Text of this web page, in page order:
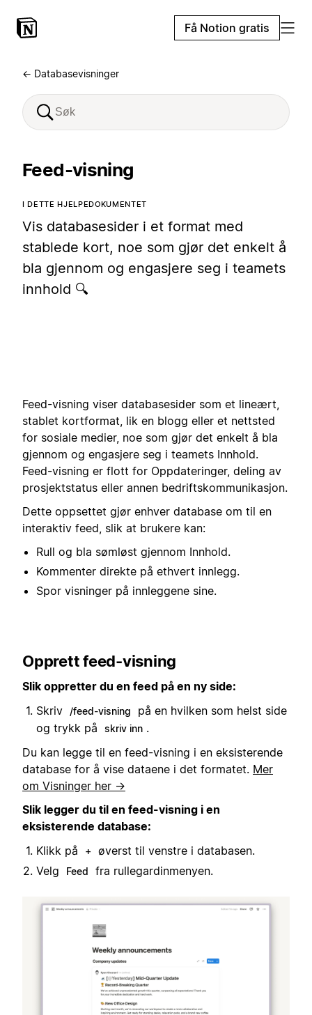
Få Notion gratis
← Databasevisninger
Feed-visning
I DETTE HJELPEDOKUMENTET
Vis databasesider i et format med
stablede kort, noe som gjør det enkelt å
bla gjennom og engasjere seg i teamets
innhold 🔍
Feed-visning viser databasesider som et lineært,
stablet kortformat, lik en blogg eller et nettsted
for sosiale medier, noe som gjør det enkelt å bla
gjennom og engasjere seg i teamets Innhold.
Feed-visning er flott for Oppdateringer, deling av
prosjektstatus eller annen bedriftskommunikasjon.
Dette oppsettet gjør enhver database om til en
interaktiv feed, slik at brukere kan:
Rull og bla sømløst gjennom Innhold.
Kommenter direkte på ethvert innlegg.
Spor visninger på innleggene sine.
Opprett feed-visning
Slik oppretter du en feed på en ny side:
Skriv
/feed-visning
på en hvilken som helst side
og trykk på
skriv inn .
Du kan legge til en feed-visning i en eksisterende
database for å vise dataene i det formatet. Mer
om Visninger her →
Slik legger du til en feed-visning i en
eksisterende database:
Klikk på
+
øverst til venstre i databasen.
Velg
Feed fra rullegardinmenyen.